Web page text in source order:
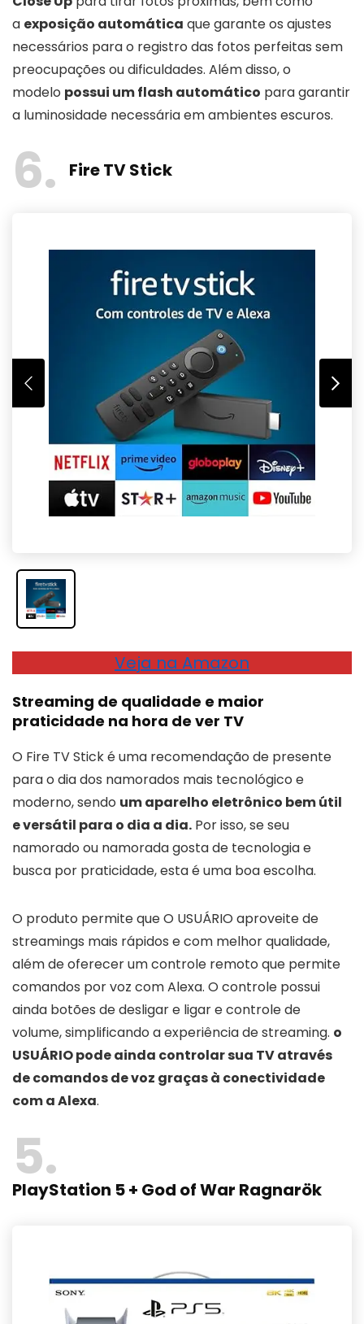
a exposição automática que garante os ajustes
necessários para o registro das fotos perfeitas sem
preocupações ou dificuldades. Além disso, o
modelo possui um flash automático para garantir
a luminosidade necessária em ambientes escuros.
6 Fire TV Stick
Veja na Amazon
Streaming de qualidade e maior
praticidade na hora de ver TV
O Fire TV Stick é uma recomendação de presente
para o dia dos namorados mais tecnológico e
moderno, sendo um aparelho eletrônico bem útil
e versátil para o dia a dia. Por isso, se seu
namorado ou namorada gosta de tecnologia e
busca por praticidade, esta é uma boa escolha.
O produto permite que O USUÁRIO aproveite de
streamings mais rápidos e com melhor qualidade,
além de oferecer um controle remoto que permite
comandos por voz com Alexa. O controle possui
ainda botões de desligar e ligar e controle de
volume, simplificando a experiência de streaming. o
USUÁRIO pode ainda controlar sua TV através
de comandos de voz graças à conectividade
com a Alexa.
5
PlayStation 5 + God of War Ragnarök